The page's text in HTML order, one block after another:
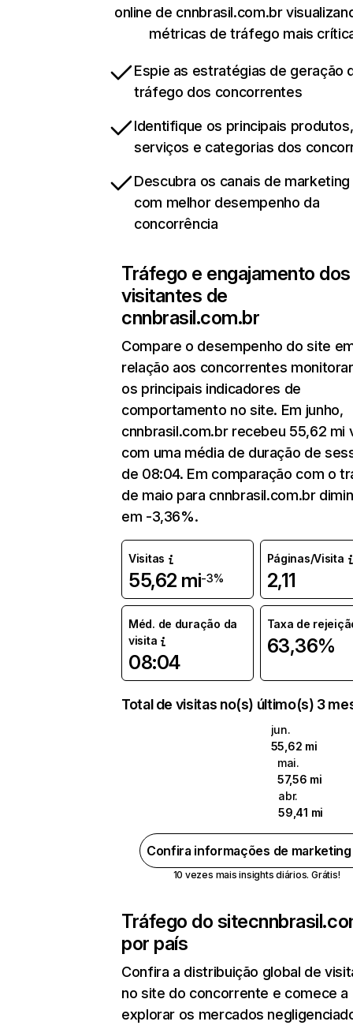
online de cnnbrasil.com.br
métricas de tráfego mais
Espie as estratégias de geração
tráfego dos concorrentes
Identifique os principais produtos,
serviços e categorias dos
Descubra os canais de
com melhor desempenho da
concorrência
Tráfego e engajamento dos
visitantes de
cnnbrasil.com.br
Compare o desempenho do site
relação aos concorrentes
os principais indicadores de
comportamento no site. Em junho,
cnnbrasil.com.br recebeu 55,62 mi
com uma média de duração de
de 08:04. Em comparação com o
de maio para cnnbrasil.com.br
em -3,36%.
Visitas
55,62 mi-3%
Páginas/Visita
2,11
Méd. de duração da
visita
08:04
Taxa de
63,36%
Total de visitas no(s) último(s) 3
jun.
55,62 mi
mai.
57,56 mi
abr.
59,41 mi
Confira informações de
10 vezes mais insights diários. Grátis!
Tráfego do site
por país
Confira a distribuição global de
no site do concorrente e comece a
explorar os mercados